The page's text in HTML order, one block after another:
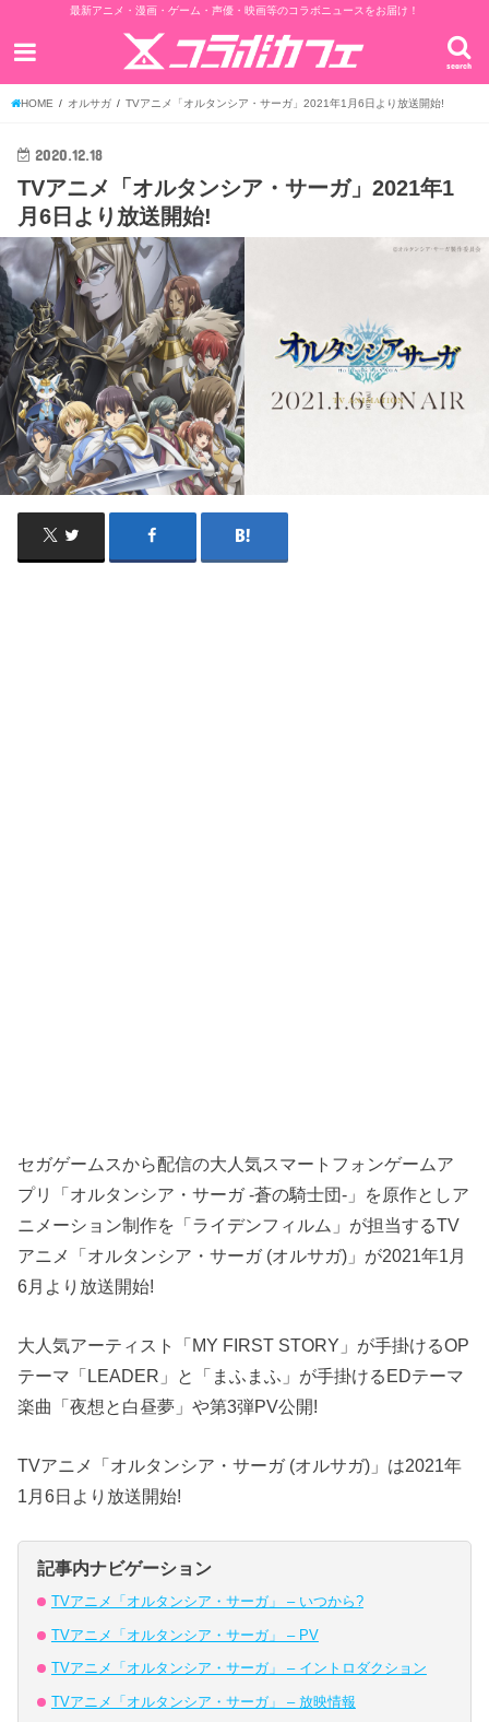
最新アニメ・漫画・ゲーム・声優・映画等のコラボニュースをお届け！
search
HOME オルサガ TVアニメ「オルタンシア・サーガ」2021年1月6日より放送開始!
2020.12.18
TVアニメ「オルタンシア・サーガ」2021年1
月6日より放送開始!
セガゲームスから配信の大人気スマートフォンゲームア
プリ「オルタンシア・サーガ -蒼の騎士団-」を原作としア
ニメーション制作を「ライデンフィルム」が担当するTV
アニメ「オルタンシア・サーガ (オルサガ)」が2021年1月
6月より放送開始!
大人気アーティスト「MY FIRST STORY」が手掛けるOP
テーマ「LEADER」と「まふまふ」が手掛けるEDテーマ
楽曲「夜想と白昼夢」や第3弾PV公開!
TVアニメ「オルタンシア・サーガ (オルサガ)」は2021年
1月6日より放送開始!
記事内ナビゲーション
TVアニメ「オルタンシア・サーガ」 – いつから?
TVアニメ「オルタンシア・サーガ」 – PV
TVアニメ「オルタンシア・サーガ」 – イントロダクション
TVアニメ「オルタンシア・サーガ」 – 放映情報